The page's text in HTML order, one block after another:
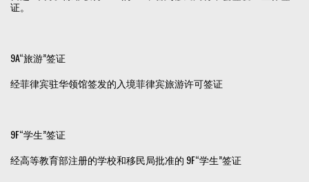
证。
9A“旅游”签证
经菲律宾驻华领馆签发的入境菲律宾旅游许可签证
9F“学生”签证
经高等教育部注册的学校和移民局批准的 9F“学生”签证